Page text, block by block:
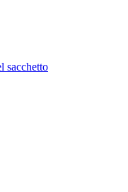
sacchetto